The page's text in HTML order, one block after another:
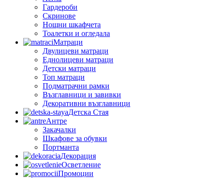
Гардероби
Скринове
Нощни шкафчета
Тоалетки и огледала
Матраци
Двулицеви матраци
Еднолицеви матраци
Детски матраци
Топ матраци
Подматрачни рамки
Възглавници и завивки
Декоративни възглавници
Детска Стая
Антре
Закачалки
Шкафове за обувки
Портманта
Декорация
Осветление
Промоции